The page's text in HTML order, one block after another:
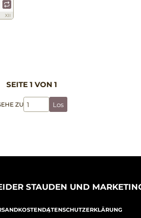
XII
SEITE 1 VON 1
ZU Los
STAUDEN UND
DATENSCHUTZERKLÄRUNG